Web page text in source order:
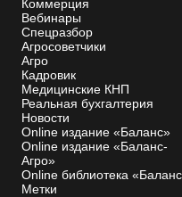
Коммерция
Вебинары
Спецразбор
Агросоветчики
Агро
Кадровик
Медицинские КНП
Реальная бухгалтерия
Новости
Online издание «Баланс»
Online издание «Баланс-
Агро»
Online библиотека
Метки